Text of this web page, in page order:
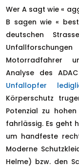
Wer A sagt wie «
B sagen wie «
deutschen
Motorradfahrer
Analyse des
Unfallopfer
Körperschutz
Potenzial zu
fahrlässig. Es geht
um handfeste
Moderne
Helme) bzw. den